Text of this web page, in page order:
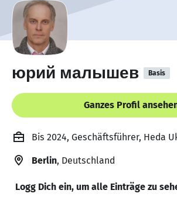
юрий малышев Basis
Ganzes Profil
Bis 2024, Geschäftsführer, Heda
Berlin, Deutschland
Logg Dich ein, um alle Einträge zu